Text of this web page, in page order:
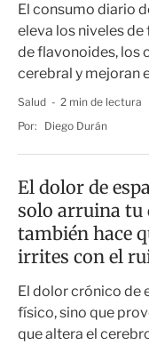
El consumo diario
eleva los niveles
de flavonoides, los
cerebral y mejoran
Salud
2 min de lectura
Por:
Diego Durán
El dolor de
solo arruina tu
también hace
irrites con el
estudio
El dolor crónico de
físico, sino que
que altera el